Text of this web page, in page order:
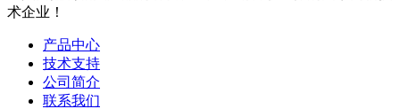
术企业！
产品中心
技术支持
公司简介
联系我们